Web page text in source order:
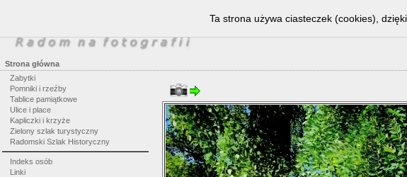
Strona główna
Zabytki
Pomniki i rzeźby
Tablice pamiątkowe
Ulice i place
Kapliczki i krzyże
Zielony szlak turystyczny
Radomski Szlak Historyczny
Indeks osób
Linki
Ta strona używa ciasteczek (cookies),